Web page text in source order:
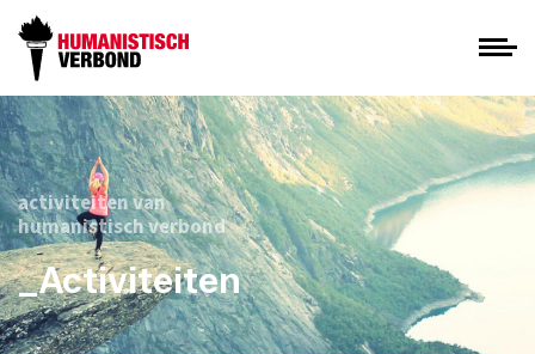
activiteiten van
humanistisch verbond
_Activiteiten